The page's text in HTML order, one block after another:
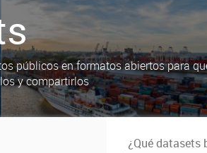
públicos en formatos abiertos para
y compartirlos